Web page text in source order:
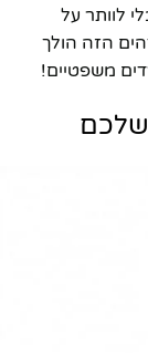
לוותר על
הזה הולך
משפטיים!
שלכם